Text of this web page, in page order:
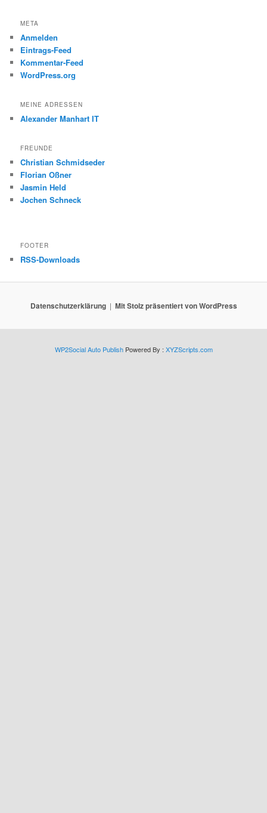
META
Anmelden
Eintrags-Feed
Kommentar-Feed
WordPress.org
MEINE ADRESSEN
Alexander Manhart IT
FREUNDE
Christian Schmidseder
Florian Oßner
Jasmin Held
Jochen Schneck
FOOTER
RSS-Downloads
Datenschutzerklärung Mit Stolz präsentiert von WordPress
WP2Social Auto PublishPowered By : XYZScripts.com